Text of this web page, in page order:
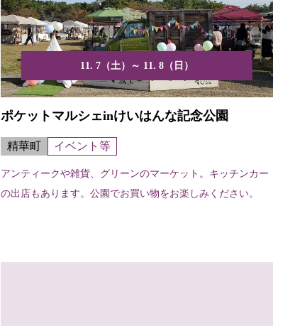
11. 7（土）～ 11. 8（日）
ポケットマルシェinけいはんな記念公園
精華町 イベント等
アンティークや雑貨、グリーンのマーケット。キッチンカー
の出店もあります。公園でお買い物をお楽しみください。